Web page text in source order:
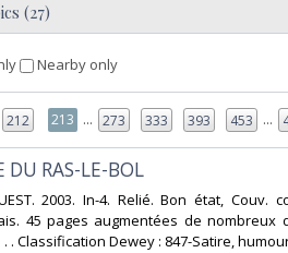
(27)
Nearby only
212 213 ... 273 333 393 453 ...
DU RAS-LE-BOL‎
2003. In-4. Relié. Bon état, Couv.
45 pages augmentées de nombreux
. Classification Dewey : 847-Satire,